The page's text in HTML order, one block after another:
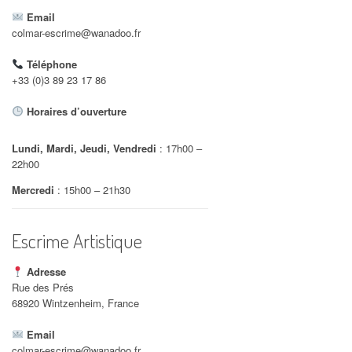
Email
colmar-escrime@wanadoo.fr
Téléphone
+33 (0)3 89 23 17 86
Horaires d’ouverture
Lundi, Mardi, Jeudi, Vendredi : 17h00 –
22h00
Mercredi : 15h00 – 21h30
Escrime Artistique
Adresse
Rue des Prés
68920 Wintzenheim, France
Email